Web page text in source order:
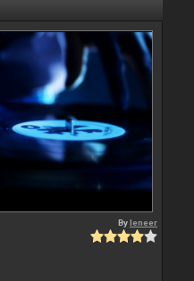
Byleneer